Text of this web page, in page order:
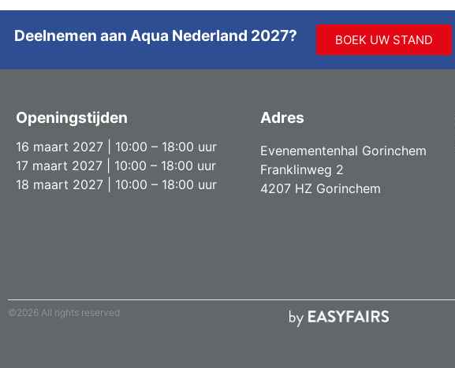
Deelnemen aan Aqua Nederland 2027? BOEK UW STAND
Openingstijden
16 maart 2027 | 10:00 – 18:00 uur
17 maart 2027 | 10:00 – 18:00 uur
18 maart 2027 | 10:00 – 18:00 uur
Adres
Evenementenhal Gorinchem
Franklinweg 2
4207 HZ Gorinchem
©2026 All rights reserved